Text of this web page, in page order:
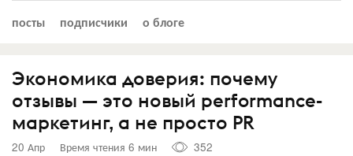
посты подписчики о блоге
Экономика доверия: почему
отзывы — это новый performance-
маркетинг, а не просто PR
20 Апр Время чтения 6 мин
352